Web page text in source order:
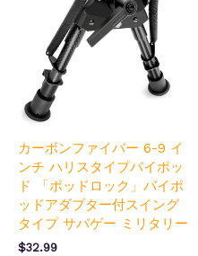
カーボンファイバー 6-9 イ
ンチ ハリスタイプバイポッ
ド 「ポッドロック」バイポ
ッドアダプター付スイング
タイプ サバゲー ミリタリー
$32.99